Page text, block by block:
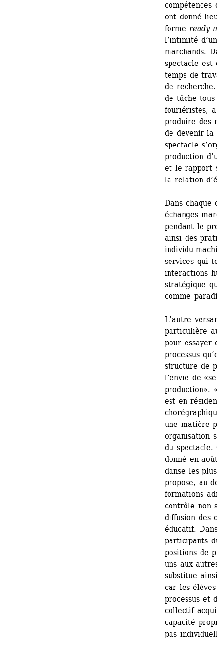
ont donné
forme ready
l’intimité
marchands.
spectacle est
temps de
de
de tâche
fouriéristes,
produire des
de devenir la
spectacle
production
et le rapport
la relation
Dans chaque
échanges
pendant le
ainsi des
individu-
services qui
interactions
stratégique
comme
L’autre
particulière
pour essayer
processus
structure de
l’envie de
production».
est en
une matière
organisation
du spectacle.
donné en
danse les
propose, au-
formations
contrôle non
diffusion des
éducatif.
participants
positions de
uns aux
substitue
car les
processus et
collectif
capacité
pas